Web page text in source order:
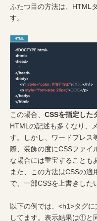
ふたつ目の方法は、HTML
す。
この場合、 CSSを指定した
HTMLの記述も多くなり、
す。しかし、ワードプレス
際、装飾の度にCSSファイ
な場合には重宝することも
また、この方法はCSSの
で、一部CSSを上書きした
以下の例では、<h1>タグ
してます。表示結果は①と